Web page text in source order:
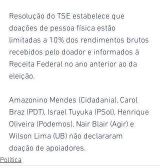
Resolução do TSE estabelece que
doações de pessoa física estão
limitadas a 10% dos rendimentos brutos
recebidos pelo doador e informados à
Receita Federal no ano anterior ao da
eleição.
Amazonino Mendes (Cidadania), Carol
Braz (PDT), Israel Tuyuka (PSol), Henrique
Oliveira (Podemos), Nair Blair (Agir) e
Wilson Lima (UB) não declararam
doação de apoiadores.
Política